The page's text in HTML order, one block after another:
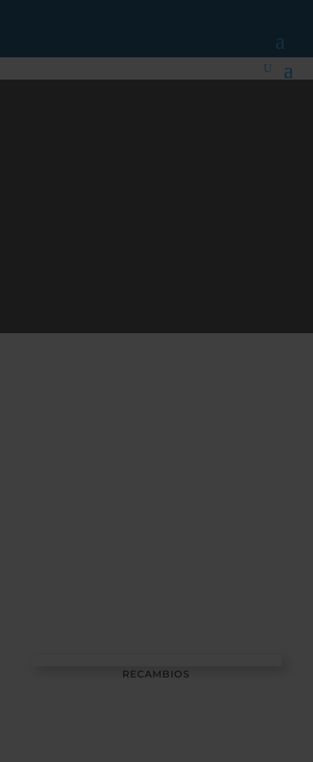
RECAMBIOS